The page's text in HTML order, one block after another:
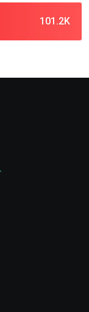
101.2K